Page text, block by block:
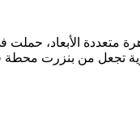
الأبعاد، حملت في
تجعل من بنزرت محطة